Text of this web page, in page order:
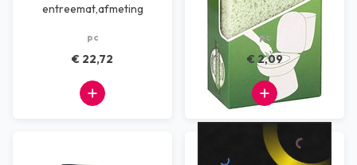
entreemat,afmeting
pc
€ 22,72
pc
€ 2,09